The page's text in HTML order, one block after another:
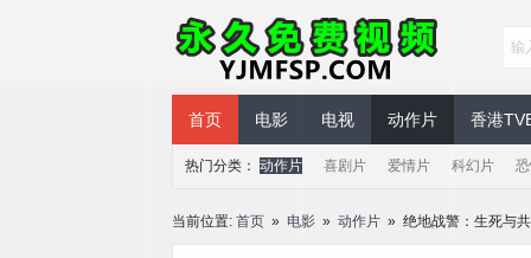
永久免费视频
首页 电影 电视 动作片 香港
热门分类： 动作片 喜剧片 爱情片 科幻片
当前位置: 首页 » 电影 » 动作片 » 绝地战警：生死与共